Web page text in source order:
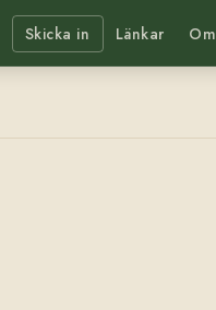
Skicka in Länkar Om